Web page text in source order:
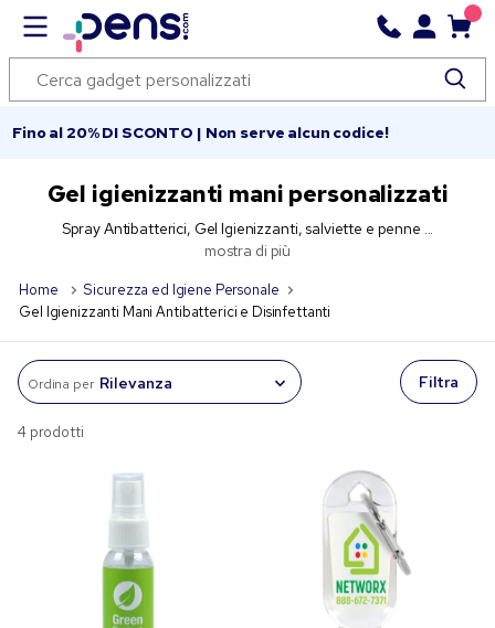
Fino al 20% DI SCONTO | Non serve alcun codice!
Gel igienizzanti mani personalizzati
Spray Antibatterici, Gel Igienizzanti, salviette e penne ...
mostra di più
Home
Sicurezza ed Igiene Personale
Gel Igienizzanti Mani Antibatterici e Disinfettanti
Ordina per Filtra
4 prodotti